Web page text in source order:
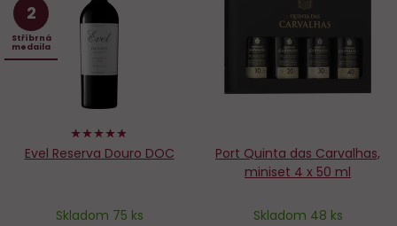
2
Stříbrná
medaila
96%
Evel Reserva Douro DOC
Skladom 75 ks
Port Quinta das Carvalhas,
miniset 4 x 50 ml
Skladom 48 ks